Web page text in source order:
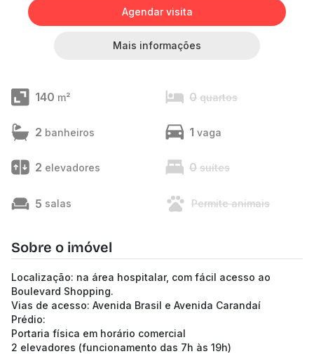
Agendar visita
Mais informações
140 m² 0 quartos
2 banheiros 1 vaga
2 elevadores 0 suítes
5 salas Permite animais
Sobre o imóvel
Localização: na área hospitalar, com fácil acesso ao
Boulevard Shopping.
Vias de acesso: Avenida Brasil e Avenida Carandaí
Prédio:
Portaria física em horário comercial
2 elevadores (funcionamento das 7h às 19h)